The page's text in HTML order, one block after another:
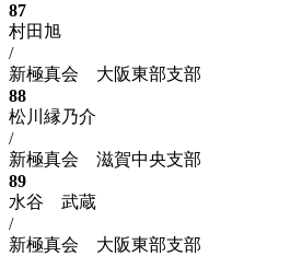
87
村田旭
/
新極真会 大阪東部支部
88
松川縁乃介
/
新極真会 滋賀中央支部
89
水谷 武蔵
/
新極真会 大阪東部支部